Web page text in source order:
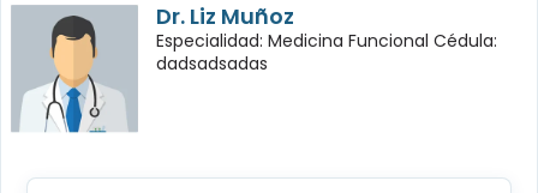
Dr. Liz Muñoz
Especialidad: Medicina Funcional Cédula:
dadsadsadas